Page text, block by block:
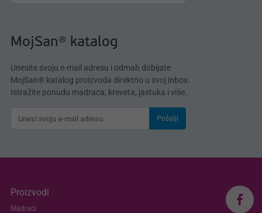
MojSan® katalog
Unesite svoju e-mail adresu i odmah dobijate
MojSan® katalog proizvoda direktno u svoj inbox.
Istražite ponudu madraca, kreveta, jastuka i više.
Pošalji
Proizvodi
Madraci